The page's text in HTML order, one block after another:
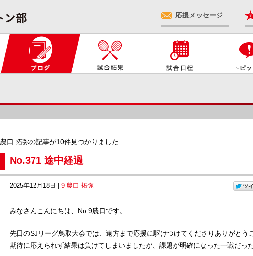
応援メッセージ
農口 拓弥の記事が10件見つかりました
No.371 途中経過
2025年12月18日 | 9 農口 拓弥
みなさんこんにちは、No.9農口です。
先日のSJリーグ鳥取大会では、遠方まで応援に駆けつけてくださりありがとう
期待に応えられず結果は負けてしまいましたが、課題が明確になった一戦だっ